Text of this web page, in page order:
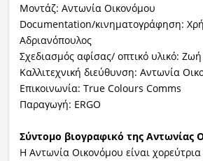
Μοντάζ: Αντωνία Οικονόμου
Documentation/κινηματογράφηση:
Αδριανόπουλος
Σχεδιασμός αφίσας/ οπτικό υλικό:
Καλλιτεχνική διεύθυνση: Αντωνία
Επικοινωνία: True Colours Comms
Παραγωγή: ERGO
Σύντομο βιογραφικό της Αντωνίας
Η Αντωνία Οικονόμου είναι